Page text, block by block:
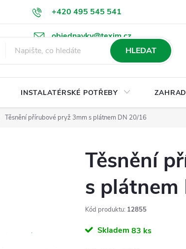
+420 495 545 541
objednavky@texim.cz
ochrany osobních údajů Ke stažení
HLEDAT
INSTALATÉRSKÉ POTŘEBY
Těsnění přírubové pryž 3mm s plátnem DN 20/16
Těsnění
s
Kód produktu: 12855
Skladem 83 ks